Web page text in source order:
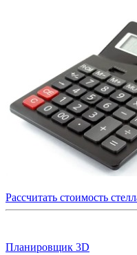
Рассчитать стоимость
Планировщик 3D